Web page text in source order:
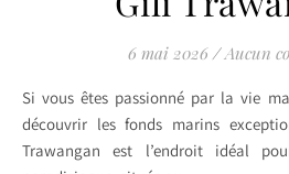
6 mai 2026 / Aucun
Si vous êtes passionné par la vie marine et que vous rêvez de
découvrir les fonds marins
Trawangan est l’endroit idéal